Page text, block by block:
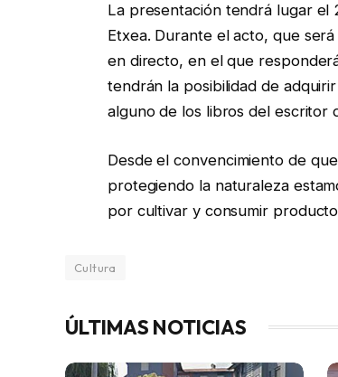
La presentación tendrá lugar el
Etxea. Durante el acto, que
en directo, en el que
tendrán la posibilidad de
alguno de los libros del escritor
Desde el convencimiento de
protegiendo la naturaleza
por cultivar y consumir
Cultura
ÚLTIMAS NOTICIAS